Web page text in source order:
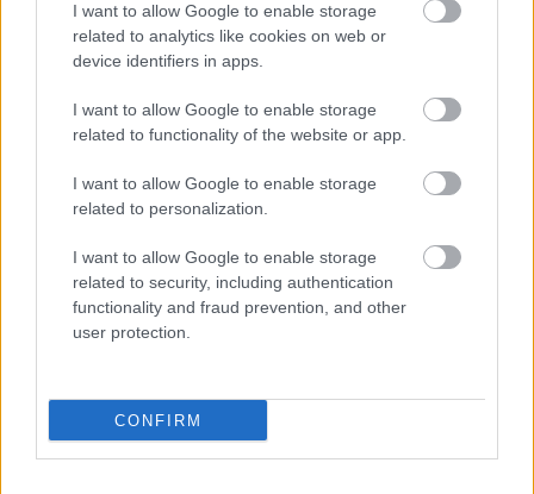
I want to allow Google to enable storage
related to analytics like cookies on web or
device identifiers in apps.
I want to allow Google to enable storage
related to functionality of the website or app.
I want to allow Google to enable storage
related to personalization.
I want to allow Google to enable storage
related to security, including authentication
functionality and fraud prevention, and other
user protection.
CONFIRM
AC MilanvsManchester United2026-08-15 18:00
a ManUtdFanatics.hu működését!
Kapcsolódó hírek